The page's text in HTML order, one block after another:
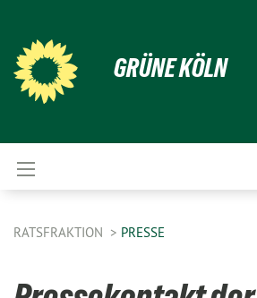
GRÜNE KÖLN
RATSFRAKTION PRESSE